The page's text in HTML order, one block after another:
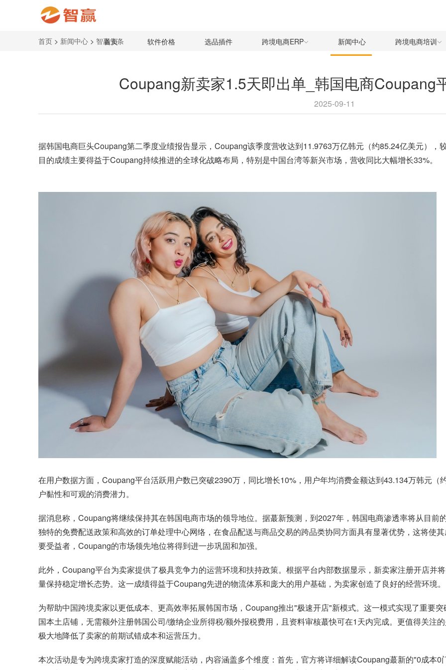
首页 软件价格 选品插件 跨境电商ERP 新闻中心 跨境电商培训
首页 > 新闻中心 > 智赢头条
Coupang新卖家1.5天即出单_韩国电商Coupang
2025-09-11
据韩国电商巨头Coupang第二季度业绩报告显示，Coupang该季度营收达到11.9763万亿韩元（约85.24亿美元），
目的成绩主要得益于Coupang持续推进的全球化战略布局，特别是中国台湾等新兴市场，营收同比大幅增长33%。
在用户数据方面， Coupang平台活跃用户数已突破2390万，同比增长10%，用户年均消费金额达到43.134万韩元
户黏性和可观的消费潜力。
据消息称，Coupang将继续保持其在韩国电商市场的领导地位。据蕞新预测，到2027年，韩国电商渗透率将从目
独特的免费配送政策和高效的订单处理中心网络，在食品配送与商品交易的跨品类协同方面具有显著优势，这将使
要受益者，Coupang的市场领先地位将得到进一步巩固和加强。
此外，Coupang平台为卖家提供了极具竞争力的运营环境和扶持政策。根据平台内部数据显示，新卖家注册开店并
量保持稳定增长态势。这一成绩得益于Coupang先进的物流体系和庞大的用户基础，为卖家创造了良好的经营环境。
为帮助中国跨境卖家以更低成本、更高效率拓展韩国市场，Coupang推出"极速开店"新模式。这一模式实现了重要
国本土店铺，无需额外注册韩国公司/缴纳企业所得税/额外报税费用，且资料审核蕞快可在1天内完成。更值得关注
极大地降低了卖家的前期试错成本和运营压力。
本次活动是专为跨境卖家打造的深度赋能活动，内容涵盖多个维度：首先，官方将详细解读Coupang蕞新的"0成本